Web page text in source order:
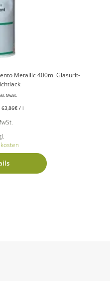
Metallic 400ml Glasurit-
MwSt.
63,86€/ l